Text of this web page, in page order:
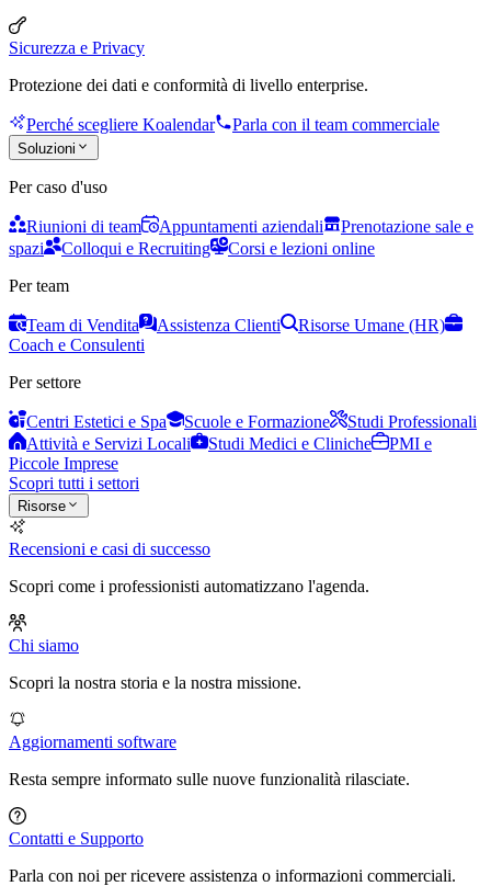
Sicurezza e Privacy
Protezione dei dati e conformità di livello enterprise.
Perché scegliere Koalendar Parla con il team commerciale
Soluzioni
Per caso d'uso
Riunioni di team Appuntamenti aziendali
Prenotazione sale e
spazi
Colloqui e Recruiting
Corsi e lezioni online
Per team
Team di Vendita Assistenza Clienti
Risorse Umane (HR)
Coach e Consulenti
Per settore
Centri Estetici e Spa Scuole e Formazione
Studi Professionali
Attività e Servizi Locali
Studi Medici e Cliniche
PMI e
Piccole Imprese
Scopri tutti i settori
Risorse
Recensioni e casi di successo
Scopri come i professionisti automatizzano l'agenda.
Chi siamo
Scopri la nostra storia e la nostra missione.
Aggiornamenti software
Resta sempre informato sulle nuove funzionalità rilasciate.
Contatti e Supporto
Parla con noi per ricevere assistenza o informazioni commerciali.